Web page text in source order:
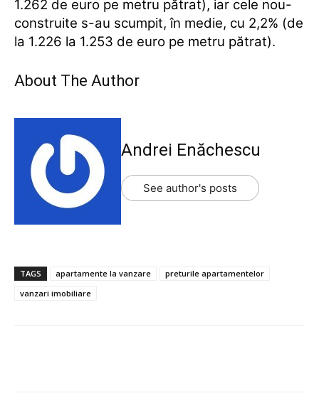
1.262 de euro pe metru pătrat), iar cele nou-
construite s-au scumpit, în medie, cu 2,2% (de
la 1.226 la 1.253 de euro pe metru pătrat).
About The Author
Andrei Enăchescu
See author's posts
TAGS apartamente la vanzare
preturile apartamentelor
vanzari imobiliare